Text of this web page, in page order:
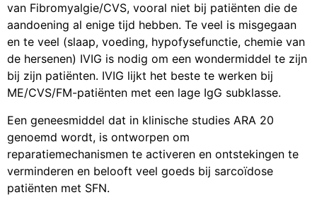
van Fibromyalgie/CVS, vooral niet bij patiënten die de
aandoening al enige tijd hebben. Te veel is misgegaan
en te veel (slaap, voeding, hypofysefunctie, chemie van
de hersenen) IVIG is nodig om een wondermiddel te zijn
bij zijn patiënten. IVIG lijkt het beste te werken bij
ME/CVS/FM-patiënten met een lage IgG subklasse.
Een geneesmiddel dat in klinische studies ARA 20
genoemd wordt, is ontworpen om
reparatiemechanismen te activeren en ontstekingen te
verminderen en belooft veel goeds bij sarcoïdose
patiënten met SFN.